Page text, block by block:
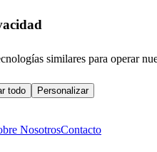
similares para operar
todo Personalizar
NosotrosContacto